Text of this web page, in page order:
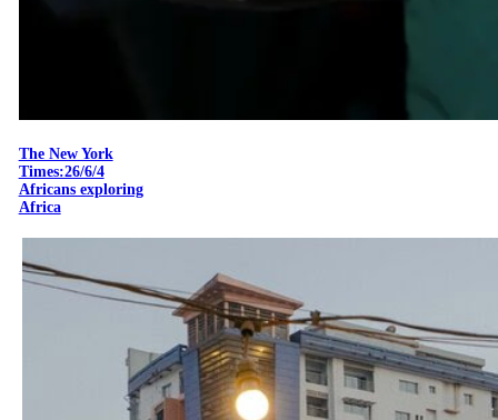
The New York
Times:26/6/4
Africans exploring
Africa